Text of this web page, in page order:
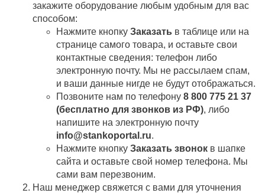
закажите оборудование любым удобным для вас
способом:
Нажмите кнопку Заказать в таблице или на
странице самого товара, и оставьте свои
контактные сведения: телефон либо
электронную почту. Мы не рассылаем спам,
и ваши данные нигде не будут отображаться.
Позвоните нам по телефону 8 800 775 21 37
(бесплатно для звонков из РФ), либо
напишите на электронную почту
info@stankoportal.ru.
Нажмите кнопку Заказать звонок в шапке
сайта и оставьте свой номер телефона. Мы
сами вам перезвоним.
Наш менеджер свяжется с вами для уточнения